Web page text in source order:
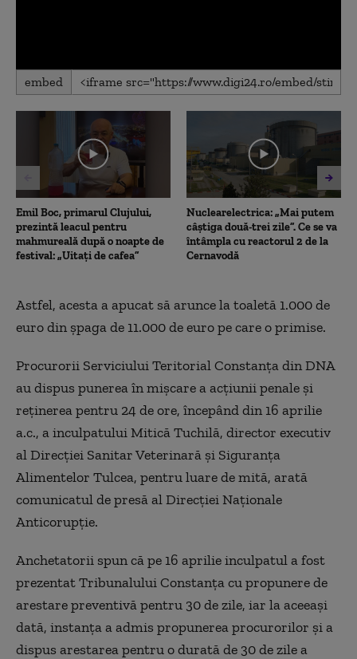
embed
Emil Boc, primarul Clujului,
prezintă leacul pentru
mahmureală după o noapte de
festival: „Uitați de cafea”
Nuclearelectrica: „Mai putem
câștiga două-trei zile”. Ce se va
întâmpla cu reactorul 2 de la
Cernavodă
Astfel, acesta a apucat să arunce la toaletă 1.000 de
euro din șpaga de 11.000 de euro pe care o primise.
Procurorii Serviciului Teritorial Constanţa din DNA
au dispus punerea în mişcare a acţiunii penale şi
reţinerea pentru 24 de ore, începând din 16 aprilie
a.c., a inculpatului Mitică Tuchilă, director executiv
al Direcţiei Sanitar Veterinară şi Siguranţa
Alimentelor Tulcea, pentru luare de mită, arată
comunicatul de presă al Direcției Naționale
Anticorupție.
Anchetatorii spun că pe 16 aprilie inculpatul a fost
prezentat Tribunalului Constanţa cu propunere de
arestare preventivă pentru 30 de zile, iar la aceeaşi
dată, instanţa a admis propunerea procurorilor şi a
dispus arestarea pentru o durată de 30 de zile a